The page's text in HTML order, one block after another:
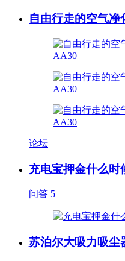
自由行走的空气
论坛
充电宝押金什么时
问答 5
苏泊尔大吸力吸尘